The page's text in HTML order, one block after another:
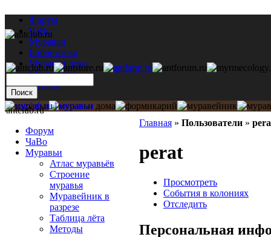
Форум
ЧаВо
Муравьи
Библиотека
Муравьи дома
Мастерская
Каталог
Главная » Пользователи »
perat
Просмотреть
События в колониях
Отследить
Персональная
antclub.ru
Форум
ЧаВо
Муравьи
Атлас муравьёв
Строение
муравья
Муравейник в
разрезе
Таблица лёта
Методы